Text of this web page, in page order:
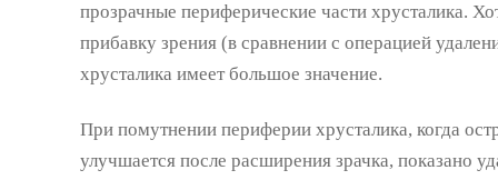
прозрачные периферические части хрусталика.
прибавку зрения (в сравнении с операцией
хрусталика имеет большое значение.
При помутнении периферии хрусталика, когда
улучшается после расширения зрачка, показано